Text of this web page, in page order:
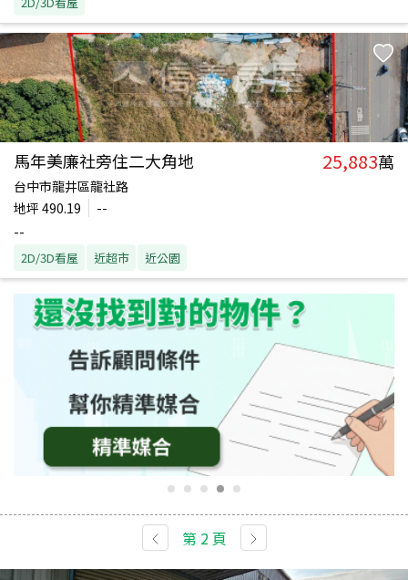
馬年美廉社旁住二大角地 25,883萬
台中市龍井區龍社路
地坪 490.19
--
--
2D/3D看屋 近超市 近公園
第 2頁